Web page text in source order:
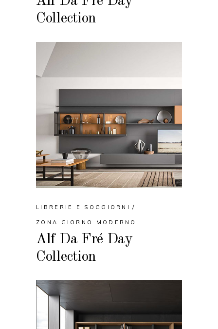
Collection
LIBRERIE E SOGGIORNI
ZONA GIORNO MODERNO
Alf Da Fré Day
Collection